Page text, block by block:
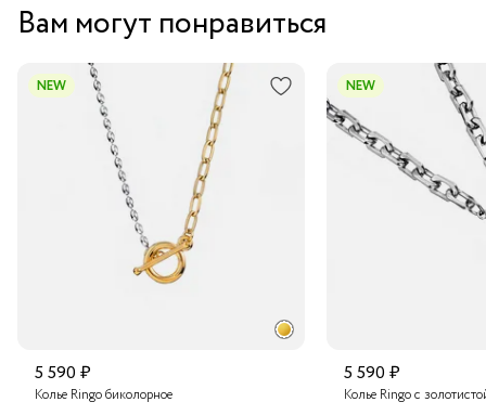
Вам могут понравиться
NEW
5 590 ₽
Колье Ringo биколорное
NEW
5 590 ₽
Колье Ringo с